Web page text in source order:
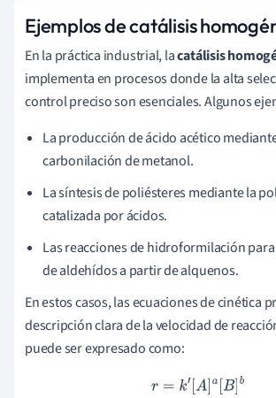
Ejemplos de catálisis
En la práctica industrial, lacatálisis
implementa en procesos donde la alta
control preciso son esenciales. Algunos
La producción de ácido acético
carbonilación de metanol.
La síntesis de poliésteres mediante la
catalizada por ácidos.
Las reacciones de hidroformilación
de aldehídos a partir de alquenos.
En estos casos, las ecuaciones de cinética
descripción clara de la velocidad de
puede ser expresado como:
r= k′[A]a [B ]b